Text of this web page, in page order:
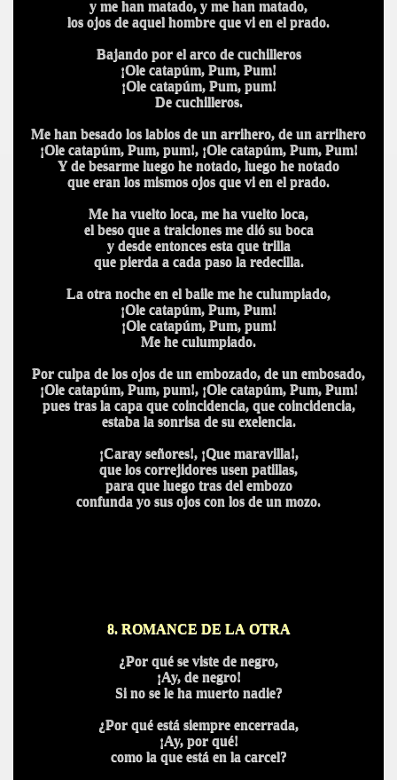
y me han matado, y me han matado,
los ojos de aquel hombre que vi en el prado.
Bajando por el arco de cuchilleros
¡Ole catapúm, Pum, Pum!
¡Ole catapúm, Pum, pum!
De cuchilleros.
Me han besado los labios de un arrihero, de un arrihero
¡Ole catapúm, Pum, pum!, ¡Ole catapúm, Pum, Pum!
Y de besarme luego he notado, luego he notado
que eran los mismos ojos que vi en el prado.
Me ha vuelto loca, me ha vuelto loca,
el beso que a traiciones me dió su boca
y desde entonces esta que trilla
que pierda a cada paso la redecilla.
La otra noche en el baile me he culumpiado,
¡Ole catapúm, Pum, Pum!
¡Ole catapúm, Pum, pum!
Me he culumpiado.
Por culpa de los ojos de un embozado, de un embosado,
¡Ole catapúm, Pum, pum!, ¡Ole catapúm, Pum, Pum!
pues tras la capa que coincidencia, que coincidencia,
estaba la sonrisa de su exelencia.
¡Caray señores!, ¡Que maravilla!,
que los correjidores usen patillas,
para que luego tras del embozo
confunda yo sus ojos con los de un mozo.
8. ROMANCE DE LA OTRA
¿Por qué se viste de negro,
¡Ay, de negro!
Si no se le ha muerto nadie?
¿Por qué está siempre encerrada,
¡Ay, por qué!
como la que está en la carcel?